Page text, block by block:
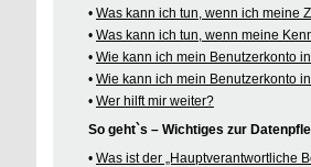
• Was kann ich tun, wenn ich meine
• Was kann ich tun, wenn meine
• Wie kann ich mein Benutzerkonto
• Wie kann ich mein Benutzerkonto
• Wer hilft mir weiter?
So geht`s – Wichtiges zur
• Was ist der „Hauptverantwortliche